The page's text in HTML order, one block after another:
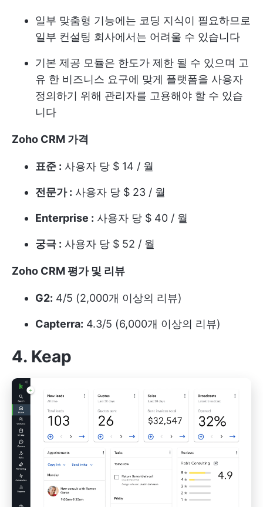
일부 맞춤형 기능에는 코딩 지식이 필요하므로
일부 컨설팅 회사에서는 어려울 수 있습니다
기본 제공 모듈은 한도가 제한 될 수 있으며 고
유 한 비즈니스 요구에 맞게 플랫폼을 사용자
정의하기 위해 관리자를 고용해야 할 수 있습
니다
Zoho CRM 가격
표준 : 사용자 당 $ 14 / 월
전문가 : 사용자 당 $ 23 / 월
Enterprise : 사용자 당 $ 40 / 월
궁극 : 사용자 당 $ 52 / 월
Zoho CRM 평가 및 리뷰
G2: 4/5 (2,000개 이상의 리뷰)
Capterra: 4.3/5 (6,000개 이상의 리뷰)
4. Keap